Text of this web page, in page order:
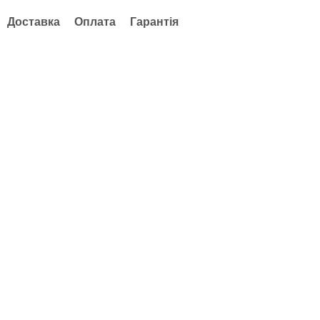
Доставка Оплата Гарантія